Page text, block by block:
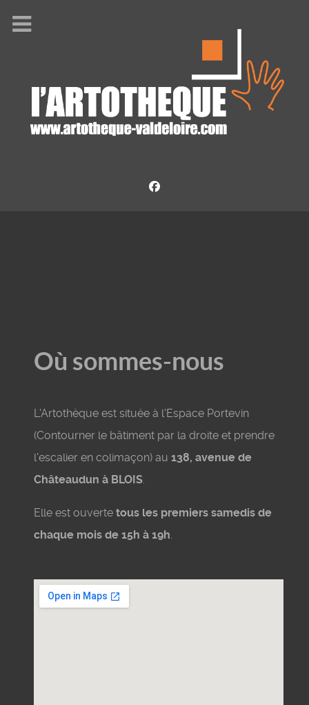
Où sommes-nous
L'Artothèque est située à l'Espace Portevin
(Contourner le bâtiment par la droite et prendre
l'escalier en colimaçon) au 138, avenue de
Châteaudun à BLOIS.
Elle est ouverte tous les premiers samedis de
chaque mois de 15h à 19h.